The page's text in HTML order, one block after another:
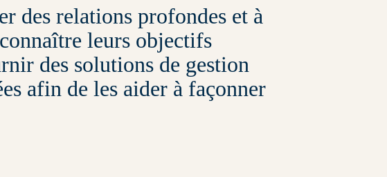
des relations profondes et à
leurs objectifs
des solutions de gestion
afin de les aider à façonner